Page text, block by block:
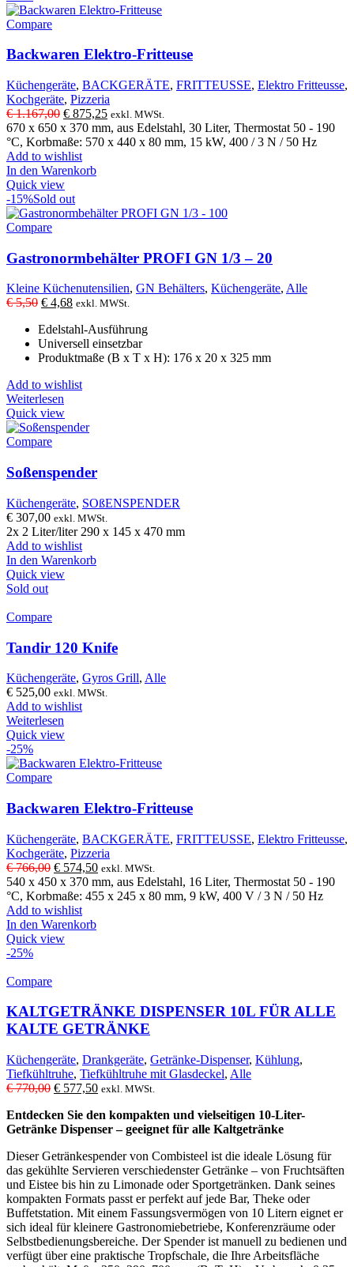
Compare
Backwaren Elektro-Fritteuse
Küchengeräte, BACKGERÄTE, FRITTEUSSE, Elektro Fritteusse,
Kochgeräte, Pizzeria
€1.167,00 Ursprünglicher
Preis
war:
€ 1.167,00
€ 875,25Aktueller
Preis
ist:
exkl. MWSt.
670 x 650 x 370 mm, aus Edelstahl, 30 Liter, Thermostat 50 - 190
°C, Korbmaße: 570 x 440 x 80 mm, 15 kW, 400 / 3 N / 50 Hz
Add to wishlist
In den Warenkorb
Quick view
-15%Sold out
Compare
Gastronormbehälter PROFI GN 1/3 – 20
Kleine Küchenutensilien, GN Behälters, Küchengeräte, Alle
€5,50 Ursprünglicher
war:
€ 5,50
€ 4,68Aktueller
ist:
€ 4,68.
exkl. MWSt.
Edelstahl-Ausführung
Universell einsetzbar
Produktmaße (B x T x H): 176 x 20 x 325 mm
Add to wishlist
Weiterlesen
Quick view
Compare
Soßenspender
Küchengeräte, SOßENSPENDER
€ 307,00 exkl. MWSt.
2x 2 Liter/liter 290 x 145 x 470 mm
Add to wishlist
In den Warenkorb
Quick view
Sold out
Compare
Tandir 120 Knife
Küchengeräte, Gyros Grill, Alle
€ 525,00 exkl. MWSt.
Add to wishlist
Weiterlesen
Quick view
-25%
Compare
Backwaren Elektro-Fritteuse
Küchengeräte, BACKGERÄTE, FRITTEUSSE, Elektro Fritteusse,
Kochgeräte, Pizzeria
€766,00 Ursprünglicher
Preis
war:
€ 766,00
€ 574,50Aktueller
Preis
ist:
exkl. MWSt.
540 x 450 x 370 mm, aus Edelstahl, 16 Liter, Thermostat 50 - 190
°C, Korbmaße: 455 x 245 x 80 mm, 9 kW, 400 V / 3 N / 50 Hz
Add to wishlist
In den Warenkorb
Quick view
-25%
Compare
KALTGETRÄNKE DISPENSER 10L FÜR ALLE
KALTE GETRÄNKE
Küchengeräte, Drankgeräte, Getränke-Dispenser, Kühlung,
Tiefkühltruhe, Tiefkühltruhe mit Glasdeckel, Alle
€770,00 Ursprünglicher
war:
€ 770,00
€ 577,50Aktueller
ist:
€ 577,50.
exkl. MWSt.
Entdecken Sie den kompakten und vielseitigen 10-Liter-
Getränke Dispenser – geeignet für alle Kaltgetränke
Dieser Getränkespender von Combisteel ist die ideale Lösung für
das gekühlte Servieren verschiedenster Getränke – von Fruchtsäften
und Eistee bis hin zu Limonade oder Sportgetränken. Dank seines
kompakten Formats passt er perfekt auf jede Bar, Theke oder
Buffetstation. Mit einem Fassungsvermögen von 10 Litern eignet er
sich ideal für kleinere Gastronomiebetriebe, Konferenzräume oder
Selbstbedienungsbereiche. Der Spender ist manuell zu bedienen und
verfügt über eine praktische Tropfschale, die Ihre Arbeitsfläche